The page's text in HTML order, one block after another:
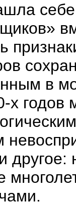
себе
в
годов